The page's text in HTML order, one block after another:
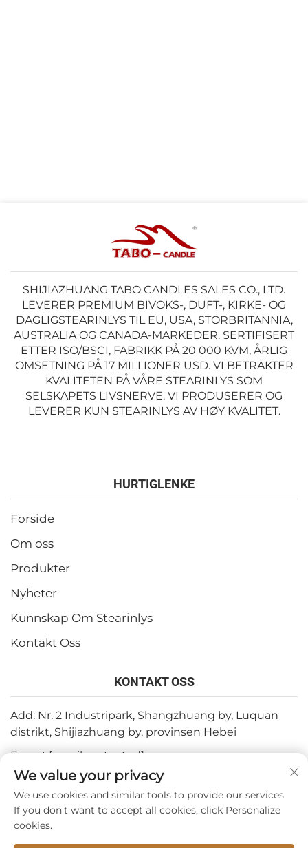
SHIJIAZHUANG TABO CANDLES SALES CO., LTD.
LEVERER PREMIUM BIVOKS-, DUFT-, KIRKE- OG
DAGLIGSTEARINLYS TIL EU, USA, STORBRITANNIA,
AUSTRALIA OG CANADA-MARKEDER. SERTIFISERT
ETTER ISO/BSCI, FABRIKK PÅ 20 000 KVM, ÅRLIG
OMSETNING PÅ 17 MILLIONER USD. VI BETRAKTER
KVALITETEN PÅ VÅRE STEARINLYS SOM
SELSKAPETS LIVSNERVE. VI PRODUSERER OG
LEVERER KUN STEARINLYS AV HØY KVALITET.
HURTIGLENKE
Forside
Om oss
Produkter
Nyheter
Kunnskap Om Stearinlys
Kontakt Oss
KONTAKT OSS
Add: Nr. 2 Industripark, Shangzhuang by, Luquan
distrikt, Shijiazhuang by, provinsen Hebei
E-post:[email protected]
Tel:+86-15932211838
Fax: +86-(0)311-67909064
We value your privacy
We use cookies and similar tools to provide our services.
If you don't want to accept all cookies, click Personalize
cookies.